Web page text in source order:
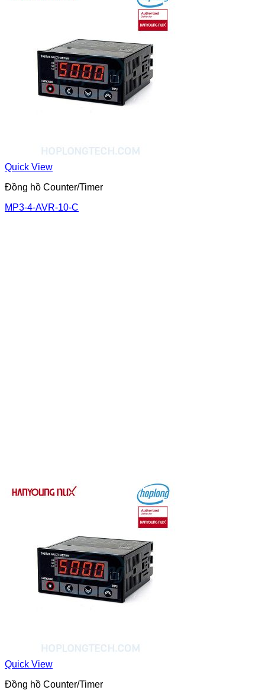
Quick View
Đồng hồ Counter/Timer
MP3-4-AVR-10-C
Quick View
Đồng hồ Counter/Timer